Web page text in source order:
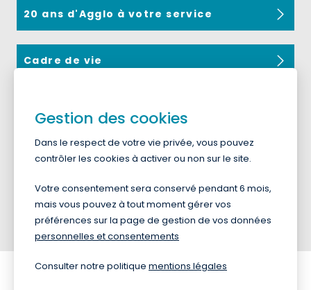
20 ans d'Agglo à votre service
Cadre de vie
Tourisme
Transition écologique
Gestion des cookies
Dans le respect de votre vie privée, vous pouvez
contrôler les cookies à activer ou non sur le site.
Votre consentement sera conservé pendant 6 mois,
mais vous pouvez à tout moment gérer vos
préférences sur la page de gestion de vos données
personnelles et consentements
Consulter notre politique mentions légales